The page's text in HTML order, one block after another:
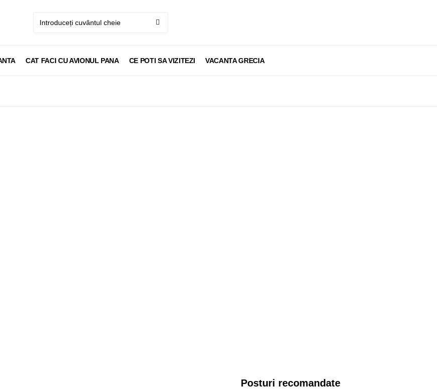
CAT FACI CU AVIONUL PANA CE POTI SA VIZITEZI VACANTA GRECIA
Posturi recomandate